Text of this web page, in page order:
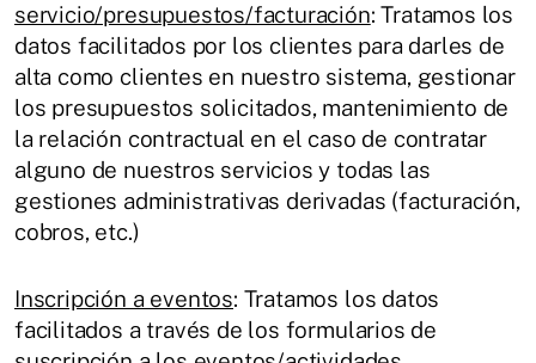
servicio/presupuestos/facturación: Tratamos los
datos facilitados por los clientes para darles de
alta como clientes en nuestro sistema, gestionar
los presupuestos solicitados, mantenimiento de
la relación contractual en el caso de contratar
alguno de nuestros servicios y todas las
gestiones administrativas derivadas (facturación,
cobros, etc.)
Inscripción a eventos: Tratamos los datos
facilitados a través de los formularios de